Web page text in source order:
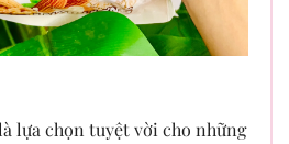
lựa chọn tuyệt vời cho những